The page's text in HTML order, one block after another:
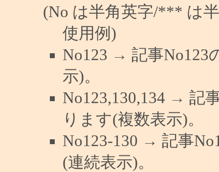
(No は半角英字/*** は
使用例)
No123 → 記事No123
示)。
No123,130,134 → 記
ります(複数表示)。
No123-130 → 記事
(連続表示)。